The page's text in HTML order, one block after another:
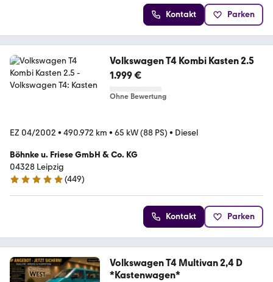
Kontakt Parken
Volkswagen T4 Kombi Kasten 2.5
1.999 €
Ohne Bewertung
EZ 04/2002 • 490.972 km • 65 kW (88 PS) • Diesel
Böhnke u. Friese GmbH & Co. KG
04328 Leipzig
4.8 Sterne
(449)
Kontakt Parken
Volkswagen T4 Multivan 2,4 D
*Kastenwagen*